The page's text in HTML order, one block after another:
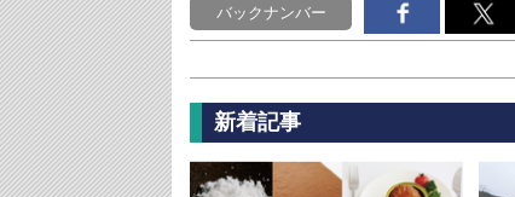
バックナンバー
新着記事